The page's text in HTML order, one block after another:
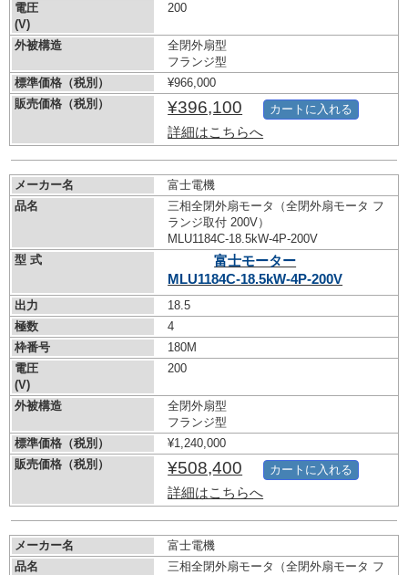
電圧
(V)
200
外被構造
全閉外扇型
フランジ型
標準価格（税別）
¥966,000
販売価格（税別）
¥396,100
詳細はこちらへ
カートに入れる
メーカー名
富士電機
品名
三相全閉外扇モータ（全閉外扇モータ フ
ランジ取付 200V）
MLU1184C-18.5kW-4P-200V
型 式
富士モーター
MLU1184C-18.5kW-4P-200V
出力
18.5
極数
4
枠番号
180M
電圧
(V)
200
外被構造
全閉外扇型
フランジ型
標準価格（税別）
¥1,240,000
販売価格（税別）
¥508,400
詳細はこちらへ
カートに入れる
メーカー名
富士電機
品名
三相全閉外扇モータ（全閉外扇モータ フ